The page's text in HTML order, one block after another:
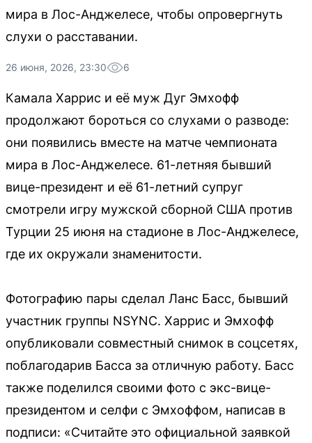
мира в Лос-Анджелесе, чтобы опровергнуть
слухи о расставании.
26 июня, 2026, 23:30 6
Камала Харрис и её муж Дуг Эмхофф
продолжают бороться со слухами о разводе:
они появились вместе на матче чемпионата
мира в Лос-Анджелесе. 61-летняя бывший
вице-президент и её 61-летний супруг
смотрели игру мужской сборной США против
Турции 25 июня на стадионе в Лос-Анджелесе,
где их окружали знаменитости.
Фотографию пары сделал Ланс Басс, бывший
участник группы NSYNC. Харрис и Эмхофф
опубликовали совместный снимок в соцсетях,
поблагодарив Басса за отличную работу. Басс
также поделился своими фото с экс-вице-
президентом и селфи с Эмхоффом, написав в
подписи: «Считайте это официальной заявкой